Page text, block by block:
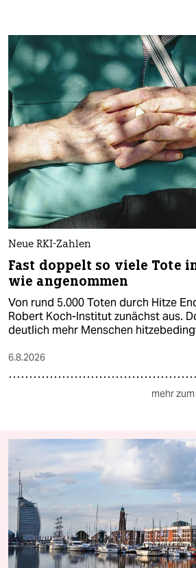
Neue RKI-Zahlen
Fast doppelt so viele Tote
wie angenommen
Von rund 5.000 Toten durch Hitze
Robert Koch-Institut zunächst aus.
deutlich mehr Menschen
6.8.2026
mehr